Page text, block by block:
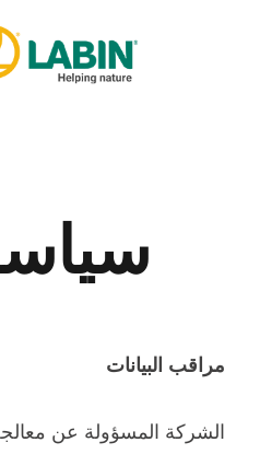
مراقب البيانات
الشركة المسؤولة عن